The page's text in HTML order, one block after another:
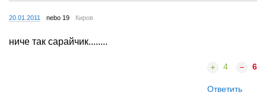
20.01.2011 nebo 19 Киров
ниче так сарайчик........
4 6
Ответить